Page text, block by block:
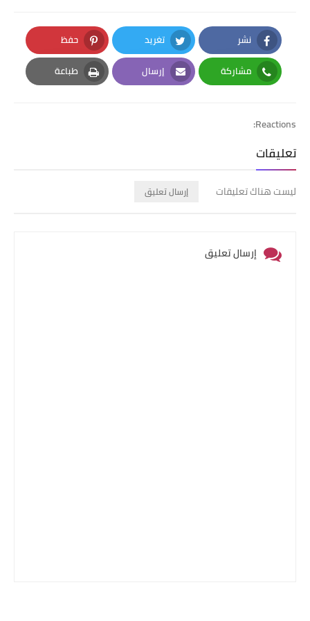
نشر
Facebook
تغريد
Twitter
حفظ
Pinterest
مشاركة
Whatsapp
إرسال
Email
طباعة
Print
Reactions:
تعليقات
ليست هناك تعليقات إرسال تعليق
إرسال تعليق